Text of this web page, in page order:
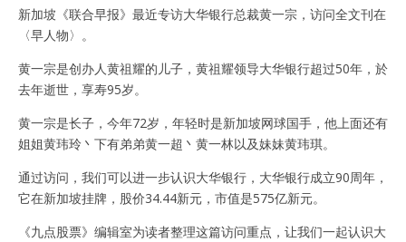
新加坡《联合早报》最近专访大华银行总裁黄一宗，访问全文刊在
〈早人物〉。
黄一宗是创办人黄祖耀的儿子，黄祖耀领导大华银行超过50年，於
去年逝世，享寿95岁。
黄一宗是长子，今年72岁，年轻时是新加坡网球国手，他上面还有
姐姐黄玮玲丶下有弟弟黄一超丶黄一林以及妹妹黄玮琪。
通过访问，我们可以进一步认识大华银行，大华银行成立90周年，
它在新加坡挂牌，股价34.44新元，市值是575亿新元。
《九点股票》编辑室为读者整理这篇访问重点，让我们一起认识大